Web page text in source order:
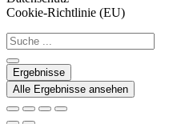
Cookie-Richtlinie (EU)
Search
...
Ergebnisse
Alle Ergebnisse ansehen